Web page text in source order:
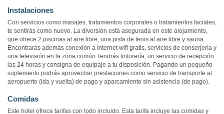
Instalaciones
Con servicios como masajes, tratamientos corporales o tratamientos faciales,
te sentirás como nuevo. La diversión está asegurada en este alojamiento,
que ofrece 2 piscinas al aire libre, una pista de tenis al aire libre y sauna.
Encontrarás además conexión a Internet wifi gratis, servicios de conserjería y
una televisión en la zona común.Tendrás tintorería, un servicio de recepción
las 24 horas y consigna de equipaje a tu disposición. Pagando un pequeño
suplemento podrás aprovechar prestaciones como servicio de transporte al
aeropuerto (ida y vuelta) de pago y aparcamiento sin asistencia (de pago).
Comidas
Este hotel ofrece tarifas con todo incluido. Esta tarifa incluye las comidas y